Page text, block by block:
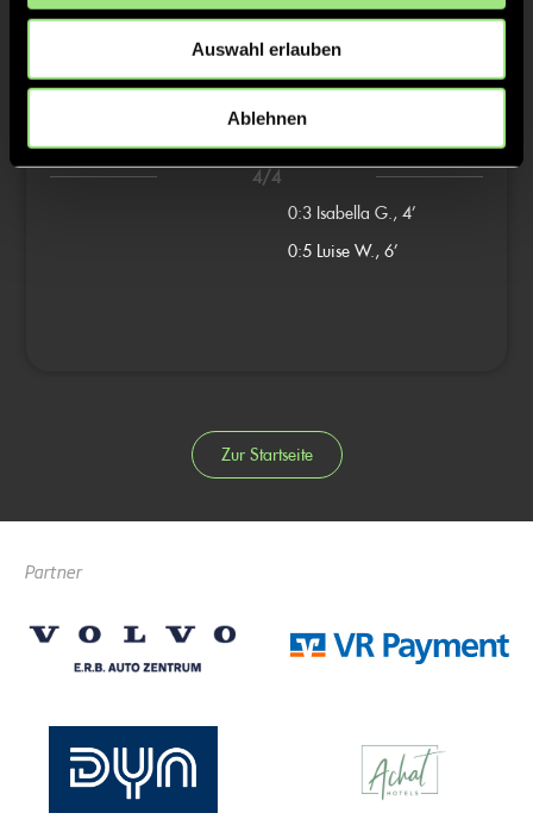
Auswahl erlauben
Ablehnen
1:6 Charlotte v., 11’
3/4
0:4
4/4
0:3 Isabella G., 4’
0:5 Luise W., 6’
Zur Startseite
Partner